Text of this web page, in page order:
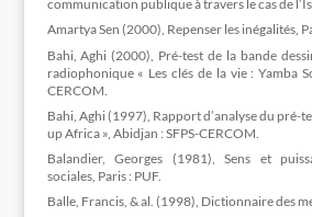
communication publique à travers le cas de
Amartya Sen (2000), Repenser les inégalités,
Bahi, Aghi (2000), Pré-test de la bande
radiophonique « Les clés de la vie : Yamba
CERCOM.
Bahi, Aghi (1997), Rapport d’analyse du pré-
up Africa », Abidjan : SFPS-CERCOM.
Balandier, Georges (1981), Sens et
sociales, Paris : PUF.
Balle, Francis, & al. (1998), Dictionnaire des